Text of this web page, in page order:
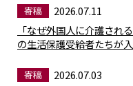
寄稿
2026.07.11
「なぜ外国人に介護され
の生活保護受給者たちが
寄稿
2026.07.03